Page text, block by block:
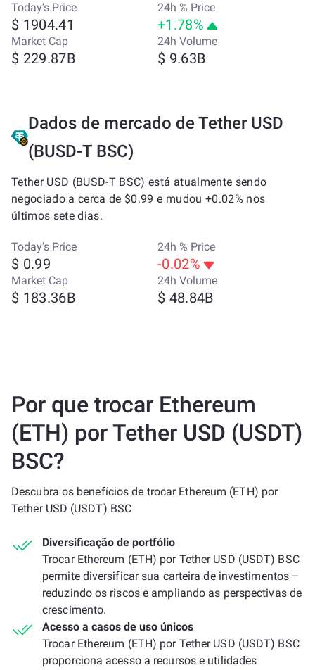
Today’s Price
$ 1904.41
24h % Price
+1.78%
Market Cap
$ 229.87B
24h Volume
$ 9.63B
Dados de mercado de Tether USD
(BUSD-T BSC)
Tether USD (BUSD-T BSC) está atualmente sendo
negociado a cerca de $0.99 e mudou +0.02% nos
últimos sete dias.
Today’s Price
$ 0.99
24h % Price
-0.02%
Market Cap
$ 183.36B
24h Volume
$ 48.84B
Por que trocar Ethereum
(ETH) por Tether USD (USDT)
BSC?
Descubra os benefícios de trocar Ethereum (ETH) por
Tether USD (USDT) BSC
Diversificação de portfólio
Trocar Ethereum (ETH) por Tether USD (USDT) BSC
permite diversificar sua carteira de investimentos –
reduzindo os riscos e ampliando as perspectivas de
crescimento.
Acesso a casos de uso únicos
Trocar Ethereum (ETH) por Tether USD (USDT) BSC
proporciona acesso a recursos e utilidades